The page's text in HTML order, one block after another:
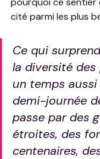
cité parmi les plus
Ce qui
la diversité des
un temps
demi-journée
passe par des
étroites, des
centenaires,